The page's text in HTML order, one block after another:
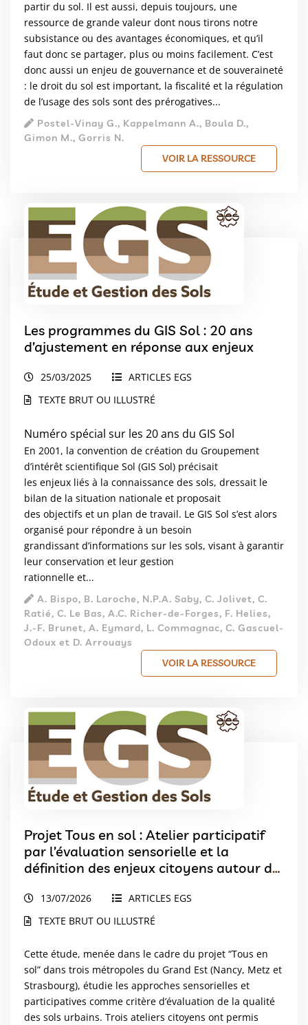
partir du sol. Il est aussi, depuis toujours, une
ressource de grande valeur dont nous tirons notre
subsistance ou des avantages économiques, et qu’il
faut donc se partager, plus ou moins facilement. C’est
donc aussi un enjeu de gouvernance et de souveraineté
: le droit du sol est important, la fiscalité et la régulation
de l’usage des sols sont des prérogatives...
Postel-Vinay G., Kappelmann A., Boula D.,
Gimon M., Gorris N.
VOIR LA RESSOURCE
Les programmes du GIS Sol : 20 ans
d’ajustement en réponse aux enjeux
25/03/2025
ARTICLES EGS
TEXTE BRUT OU ILLUSTRÉ
Numéro spécial sur les 20 ans du GIS Sol
En 2001, la convention de création du Groupement
d’intérêt scientifique Sol (GIS Sol) précisait
les enjeux liés à la connaissance des sols, dressait le
bilan de la situation nationale et proposait
des objectifs et un plan de travail. Le GIS Sol s’est alors
organisé pour répondre à un besoin
grandissant d’informations sur les sols, visant à garantir
leur conservation et leur gestion
rationnelle et...
A. Bispo, B. Laroche, N.P.A. Saby, C. Jolivet, C.
Ratié, C. Le Bas, A.C. Richer-de-Forges, F. Helies,
J.-F. Brunet, A. Eymard, L. Commagnac, C. Gascuel-
Odoux et D. Arrouays
VOIR LA RESSOURCE
Projet Tous en sol : Atelier participatif
par l’évaluation sensorielle et la
définition des enjeux citoyens autour de
métropoles du Grand Est
13/07/2026
ARTICLES EGS
TEXTE BRUT OU ILLUSTRÉ
Cette étude, menée dans le cadre du projet “Tous en
sol” dans trois métropoles du Grand Est (Nancy, Metz et
Strasbourg), étudie les approches sensorielles et
participatives comme critère d’évaluation de la qualité
des sols urbains. Trois ateliers citoyens ont permis